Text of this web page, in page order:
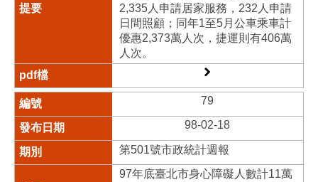
2,335人申請居家服務，232人申請
日間照顧；同年1至5月公車乘車計
優惠2,373萬人次，捷運則有406萬
人次。
79
98-02-18
第501號市政統計週報
97年底臺北市身心障礙人數計11萬